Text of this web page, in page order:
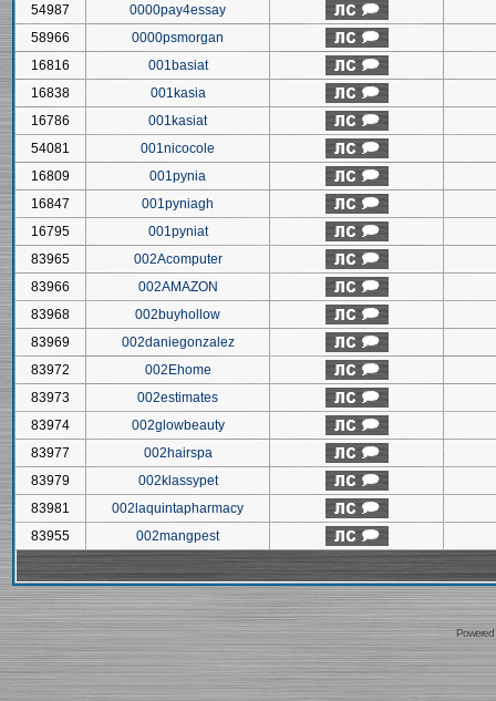
54987
0000pay4essay
58966
0000psmorgan
16816
001basiat
16838
001kasia
16786
001kasiat
54081
001nicocole
16809
001pynia
16847
001pyniagh
16795
001pyniat
83965
002Acomputer
83966
002AMAZON
83968
002buyhollow
83969
002daniegonzalez
83972
002Ehome
83973
002estimates
83974
002glowbeauty
83977
002hairspa
83979
002klassypet
83981
002laquintapharmacy
83955
002mangpest